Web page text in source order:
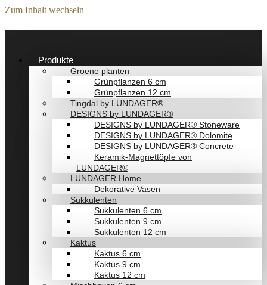
Zum Inhalt wechseln
Produkte
Groene planten
Grünpflanzen 6 cm
Grünpflanzen 12 cm
Tingdal by LUNDAGER®
DESIGNS by LUNDAGER®
DESIGNS by LUNDAGER® Stoneware
DESIGNS by LUNDAGER® Dolomite
DESIGNS by LUNDAGER® Concrete
Keramik-Magnettöpfe von
LUNDAGER®
LUNDAGER Home
Dekorative Vasen
Sukkulenten
Sukkulenten 6 cm
Sukkulenten 9 cm
Sukkulenten 12 cm
Kaktus
Kaktus 6 cm
Kaktus 9 cm
Kaktus 12 cm